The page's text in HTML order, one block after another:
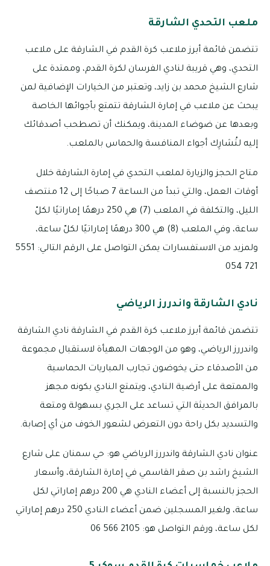
ملعب التحدي الشارقة
تتضمن قائمة أبرز ملاعب كرة القدم في الشارقة على ملاعب
التحدي، وهي قريبة لنادي الفرسان لكرة القدم، وممتدة على
شارع الشيخ محمد بن زايد، وتعتبر من الخيارات الإضافية لمن
يبحث عن ملاعب في إمارة الشارقة تتمتع بأجوائها الخاصة
وبعدها عن ضوضاء المدينة، ويمكنك أن تصطحب أصدقائك
إليه لتُشارِك أجواء المنافسة والحماس بالملعب.
متاح الحجز والزيارة لملعب التحدي في إمارة الشارقة خلال
أوقات العمل، والتي تبدأ من الساعة 7 صباحًا إلى 12 منتصف
الليل، والتكلفة في الملعب (7) هي 250 درهمًا إماراتيًا لكلّ
ساعة، وفي الملعب (8) هي 300 درهمًا إماراتيًا لكلّ ساعة،
ولمزيد من الاستفسارات يمكن التواصل على الرقم التالي: 5551
721 054
نادي الشارقة واندررز الرياضي
تتضمن قائمة أبرز ملاعب كرة القدم في الشارقة نادي الشارقة
واندررز الرياضي، وهو من الوجهات المهيأة لاستقبال مجموعة
من الأصدقاء حتى يخوضون تجارب المباريات الحماسية
والممتعة على أرضية النادي، ويتمتع النادي بكونه مجهز
بالمرافق الحديثة التي تساعد على الجري بسهولة ومتعة
والتسديد بكل راحة دون التعرض لشعور الخوف من أي إصابة.
عنوان نادي الشارقة واندررز الرياضي هو: حي سمنان على شارع
الشيخ راشد بن صقر القاسمي في إمارة الشارقة، وأسعار
الحجز بالنسبة إلى أعضاء النادي هي 200 درهم إماراتي لكل
ساعة، ولغير المسجلين ضمن أعضاء النادي 250 درهم إماراتي
لكل ساعة، ورقم التواصل هو: 2105 566 06